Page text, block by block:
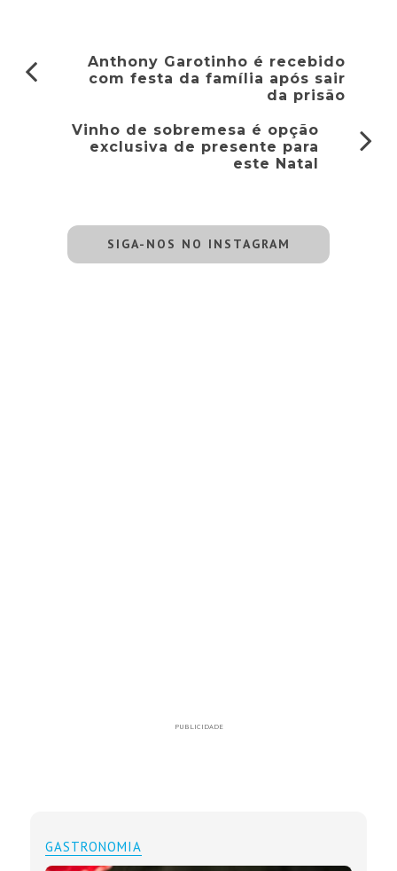
Anthony Garotinho é recebido
com festa da família após sair
da prisão
Vinho de sobremesa é opção
exclusiva de presente para
este Natal
SIGA-NOS NO INSTAGRAM
PUBLICIDADE
GASTRONOMIA